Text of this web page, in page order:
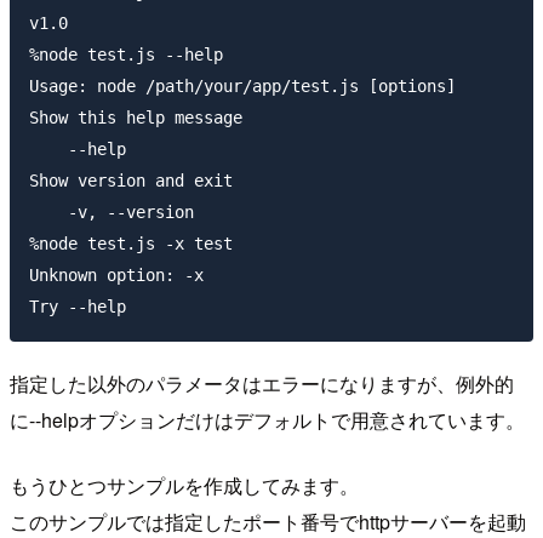
v1.0
%node test.js --help
Usage: node /path/your/app/test.js [options]
Show this help message
    --help
Show version and exit
    -v, --version
%node test.js -x test
Unknown option: -x
指定した以外のパラメータはエラーになりますが、例外的
に--helpオプションだけはデフォルトで用意されています。
もうひとつサンプルを作成してみます。
このサンプルでは指定したポート番号でhttpサーバーを起動